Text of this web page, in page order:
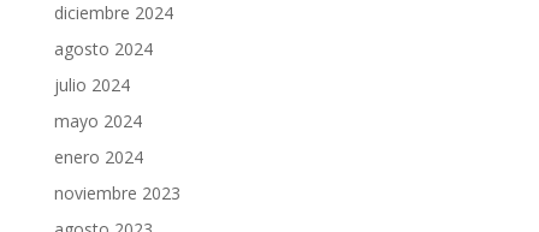
diciembre 2024
agosto 2024
julio 2024
mayo 2024
enero 2024
noviembre 2023